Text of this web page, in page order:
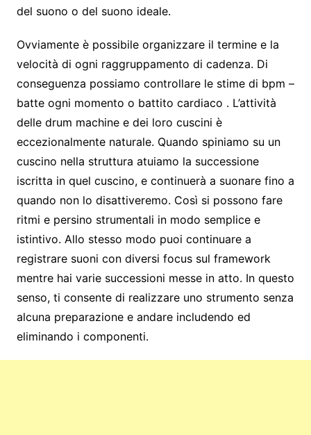
del suono o del suono ideale.
Ovviamente è possibile organizzare il termine e la
velocità di ogni raggruppamento di cadenza. Di
conseguenza possiamo controllare le stime di bpm –
batte ogni momento o battito cardiaco . L’attività
delle drum machine e dei loro cuscini è
eccezionalmente naturale. Quando spiniamo su un
cuscino nella struttura atuiamo la successione
iscritta in quel cuscino, e continuerà a suonare fino a
quando non lo disattiveremo. Così si possono fare
ritmi e persino strumentali in modo semplice e
istintivo. Allo stesso modo puoi continuare a
registrare suoni con diversi focus sul framework
mentre hai varie successioni messe in atto. In questo
senso, ti consente di realizzare uno strumento senza
alcuna preparazione e andare includendo ed
eliminando i componenti.